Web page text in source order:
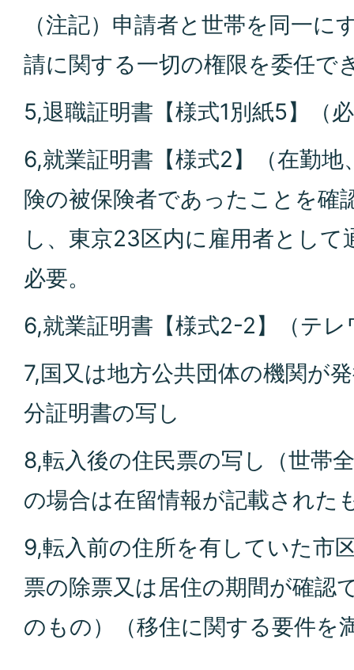
（注記）申請者と世帯を同一に
請に関する一切の権限を委任で
5,退職証明書【様式1別紙5】（
6,就業証明書【様式2】（在勤地
険の被保険者であったことを確
し、東京23区内に雇用者とし
必要。
6,就業証明書【様式2-2】（テレ
7,国又は地方公共団体の機関が
分証明書の写し
8,転入後の住民票の写し（世帯
の場合は在留情報が記載された
9,転入前の住所を有していた市
票の除票又は居住の期間が確認
のもの）（移住に関する要件を